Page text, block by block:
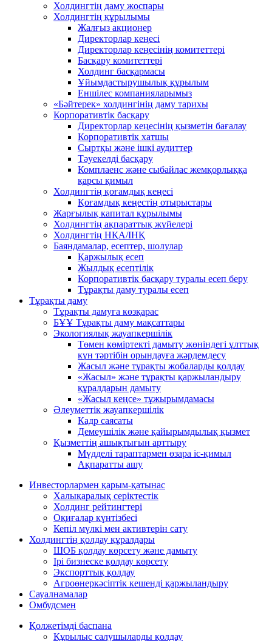
Холдингтің даму жоспары
Холдингтің құрылымы
Жалғыз акционер
Директорлар кеңесі
Директорлар кеңесінің комитеттері
Басқару комитеттері
Холдинг басқармасы
Ұйымдастырушылық құрылым
Еншілес компанияларымыз
«Бәйтерек» холдингінің даму тарихы
Корпоративтік басқару
Директорлар кеңесінің қызметін бағалау
Корпоративтік хатшы
Сыртқы және ішкі аудиттер
Тәуекелді басқару
Комплаенс және сыбайлас жемқорлыққа
қарсы қимыл
Холдингтің қоғамдық кеңесі
Қоғамдық кеңестің отырыстары
Жарғылық капитал құрылымы
Холдингтің ақпараттық жүйелері
Холдингтің НҚА/ІНҚ
Баяндамалар, есептер, шолулар
Қаржылық есеп
Жылдық есептілік
Корпоративтік басқару туралы есеп беру
Тұрақты даму туралы есеп
Тұрақты даму
Тұрақты дамуға көзқарас
БҰҰ Тұрақты даму мақсаттары
Экологиялық жауапкершілік
Төмен көміртекті дамыту жөніндегі ұлттық
күн тәртібін орындауға жәрдемдесу
Жасыл және тұрақты жобаларды қолдау
«Жасыл» және тұрақты қаржыландыру
құралдарын дамыту
«Жасыл кеңсе» тұжырымдамасы
Әлеуметтік жауапкершілік
Кадр саясаты
Демеушілік және қайырымдылық қызмет
Қызметтің ашықтығын арттыру
Мүдделі тараптармен өзара іс-қимыл
Ақпаратты ашу
Инвесторлармен қарым-қатынас
Халықаралық серіктестік
Холдинг рейтингтері
Оқиғалар күнтізбесі
Кепіл мүлкі мен активтерін сату
Холдингтің қолдау құралдары
ШОБ қолдау көрсету және дамыту
Ірі бизнеске қолдау көрсету
Экспорттық қолдау
Агроөнеркәсіптік кешенді қаржыландыру
Сауалнамалар
Омбудсмен
Қолжетімді баспана
Құрылыс салушыларды қолдау